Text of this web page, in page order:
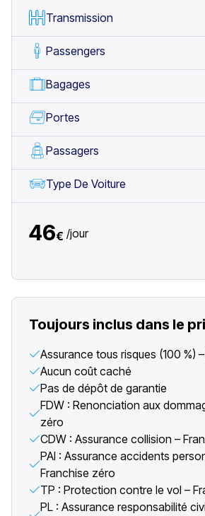
Transmission
Passengers
Bagages
Portes
Passagers
Type De Voiture
46€ /jour
Toujours inclus dans le
Assurance tous risques (100 %)
Aucun coût caché
Pas de dépôt de garantie
FDW : Renonciation aux
zéro
CDW : Assurance collision –
PAI : Assurance accidents
Franchise zéro
TP : Protection contre le vol –
PL : Assurance responsabilité